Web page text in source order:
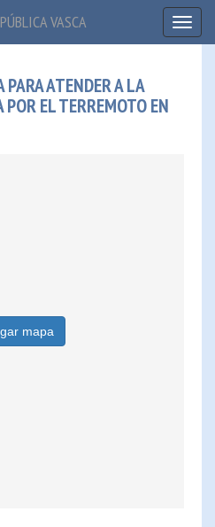
VASCA
ATENDER A LA
EL TERREMOTO EN
mapa